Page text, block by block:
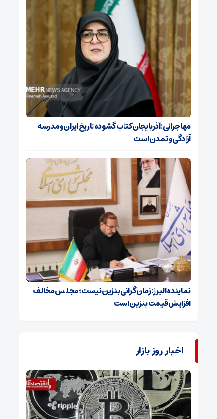
مهاجرانی: آذربایجان کتاب گشوده تاریخ ایران و مدرسه
آزادگی و تمدن است
نماینده البرز: زمان گرانی بنزین نیست؛ مجلس مخالف
افزایش قیمت بنزین است
اخبار روز بازار